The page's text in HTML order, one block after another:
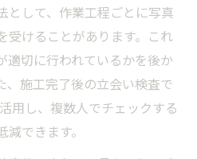
として、作業工程ごとに写真
受けることがあります。これ
適切に行われているかを後か
、施工完了後の立会い検査で
用し、複数人でチェックする
できます。